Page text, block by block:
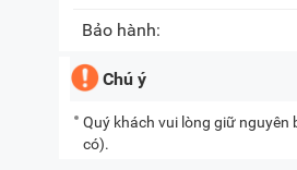
Bảo hành:
Chú ý
Quý khách vui lòng giữ nguyên
có).